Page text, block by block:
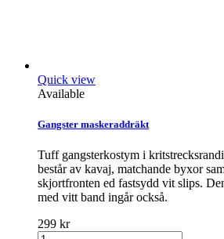
Quick view
Available
Gangster maskeraddräkt
Tuff gangsterkostym i
består av kavaj, matchande byxor
skjortfronten ed fastsydd vit slips.
med vitt band ingår också.
299 kr